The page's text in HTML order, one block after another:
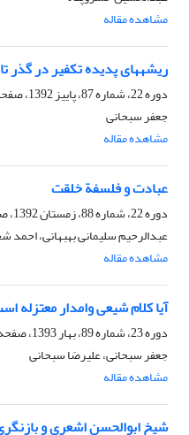
مشاهده مقاله
ریشه‏های پدیده تکفیر در گذر
دوره 22، شماره 87، پاییز 1392، صفحه
جعفر سبحانی
مشاهده مقاله
عبادت و فلسفة خلقت
دوره 22، شماره 88، زمستان 1392، صفحه
عبدالرحیم سلیمانی بهبهانی، احمد
مشاهده مقاله
آیا کلام شیعى وامدار معتزله
دوره 23، شماره 89، بهار 1393، صفحه
جعفر سبحانی، علیرضا سبحانی
مشاهده مقاله
شیخ ابوالحسن اشعرى و